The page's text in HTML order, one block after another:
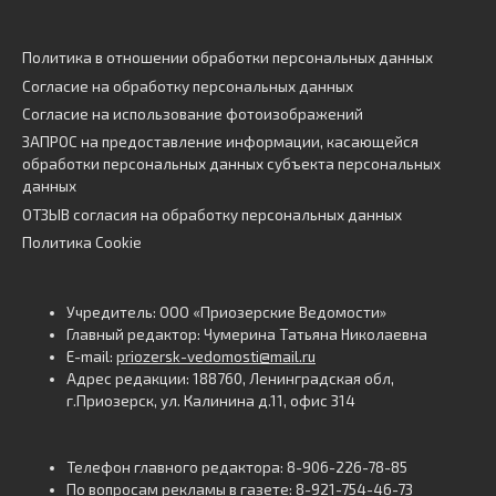
Политика в отношении обработки персональных данных
Согласие на обработку персональных данных
Согласие на использование фотоизображений
ЗАПРОС на предоставление информации, касающейся
обработки персональных данных субъекта персональных
данных
ОТЗЫВ согласия на обработку персональных данных
Политика Cookie
Учредитель: ООО «Приозерские Ведомости»
Главный редактор: Чумерина Татьяна Николаевна
E-mail: priozersk-vedomosti@mail.ru
Адрес редакции: 188760, Ленинградская обл,
г.Приозерск, ул. Калинина д.11, офис 314
Телефон главного редактора: 8-906-226-78-85
По вопросам рекламы в газете: 8-921-754-46-73